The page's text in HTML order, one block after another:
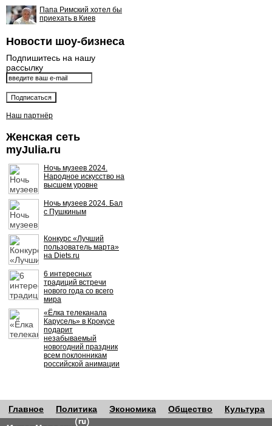
Папа Римский хотел бы
приехать в Киев
Новости шоу-бизнеса
Подпишитесь на нашу
рассылку
Наш партнёр
Женская сеть
myJulia.ru
Ночь музеев 2024.
Народное искусство на
высшем уровне
Ночь музеев 2024. Бал
с Пушкиным
Конкурс «Лучший
пользователь марта»
на Diets.ru
6 интересных
традиций встречи
нового года со всего
мира
«Ёлка телеканала
Карусель» в Крокусе
подарит
незабываемый
новогодний праздник
всем поклонникам
российской анимации
Главное Политика Экономика Общество Культура